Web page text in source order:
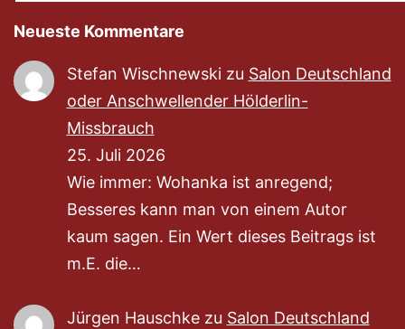
Neueste Kommentare
Stefan Wischnewski zu Salon Deutschland
oder Anschwellender Hölderlin-
Missbrauch
25. Juli 2026
Wie immer: Wohanka ist anregend;
Besseres kann man von einem Autor
kaum sagen. Ein Wert dieses Beitrags ist
m.E. die…
Jürgen Hauschkezu Salon Deutschland